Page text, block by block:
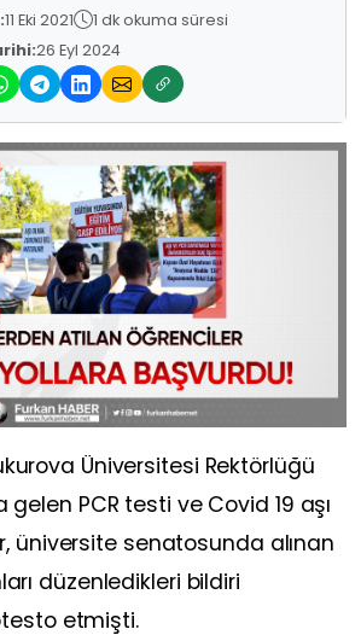
11 Eki 2021
1 dk okuma süresi
26 Eyl 2024
Üniversitesi Rektörlüğü
PCR testi ve Covid 19 aşı
üniversite senatosunda alınan
düzenledikleri bildiri
etmişti.